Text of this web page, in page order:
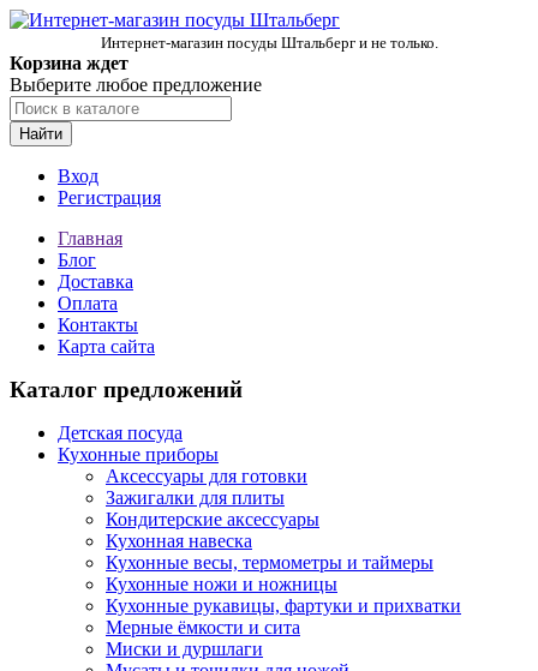
Интернет-магазин посуды Штальберг и не только.
Корзина ждет
Выберите любое предложение
Найти
Вход
Регистрация
Главная
Блог
Доставка
Оплата
Контакты
Карта сайта
Каталог предложений
Детская посуда
Кухонные приборы
Аксессуары для готовки
Зажигалки для плиты
Кондитерские аксессуары
Кухонная навеска
Кухонные весы, термометры и таймеры
Кухонные ножи и ножницы
Кухонные рукавицы, фартуки и прихватки
Мерные ёмкости и сита
Миски и дуршлаги